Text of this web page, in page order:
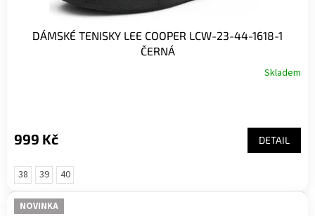
DÁMSKÉ TENISKY LEE COOPER LCW-23-44-1618-1
ČERNÁ
Skladem
999 Kč DETAIL
38 39 40
NOVINKA